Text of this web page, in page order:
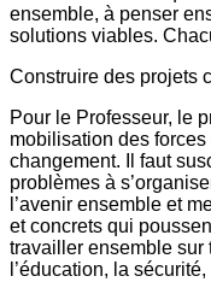
ensemble, à penser
solutions viables.
Construire des projets
Pour le Professeur, le
mobilisation des
changement. Il faut
problèmes à
l’avenir ensemble et
et concrets qui
travailler ensemble sur
l’éducation, la